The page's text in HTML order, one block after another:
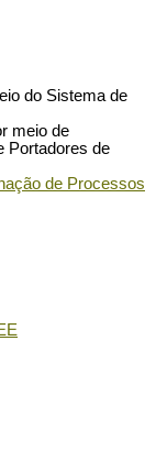
do Sistema de
meio de
Portadores de
de Processos